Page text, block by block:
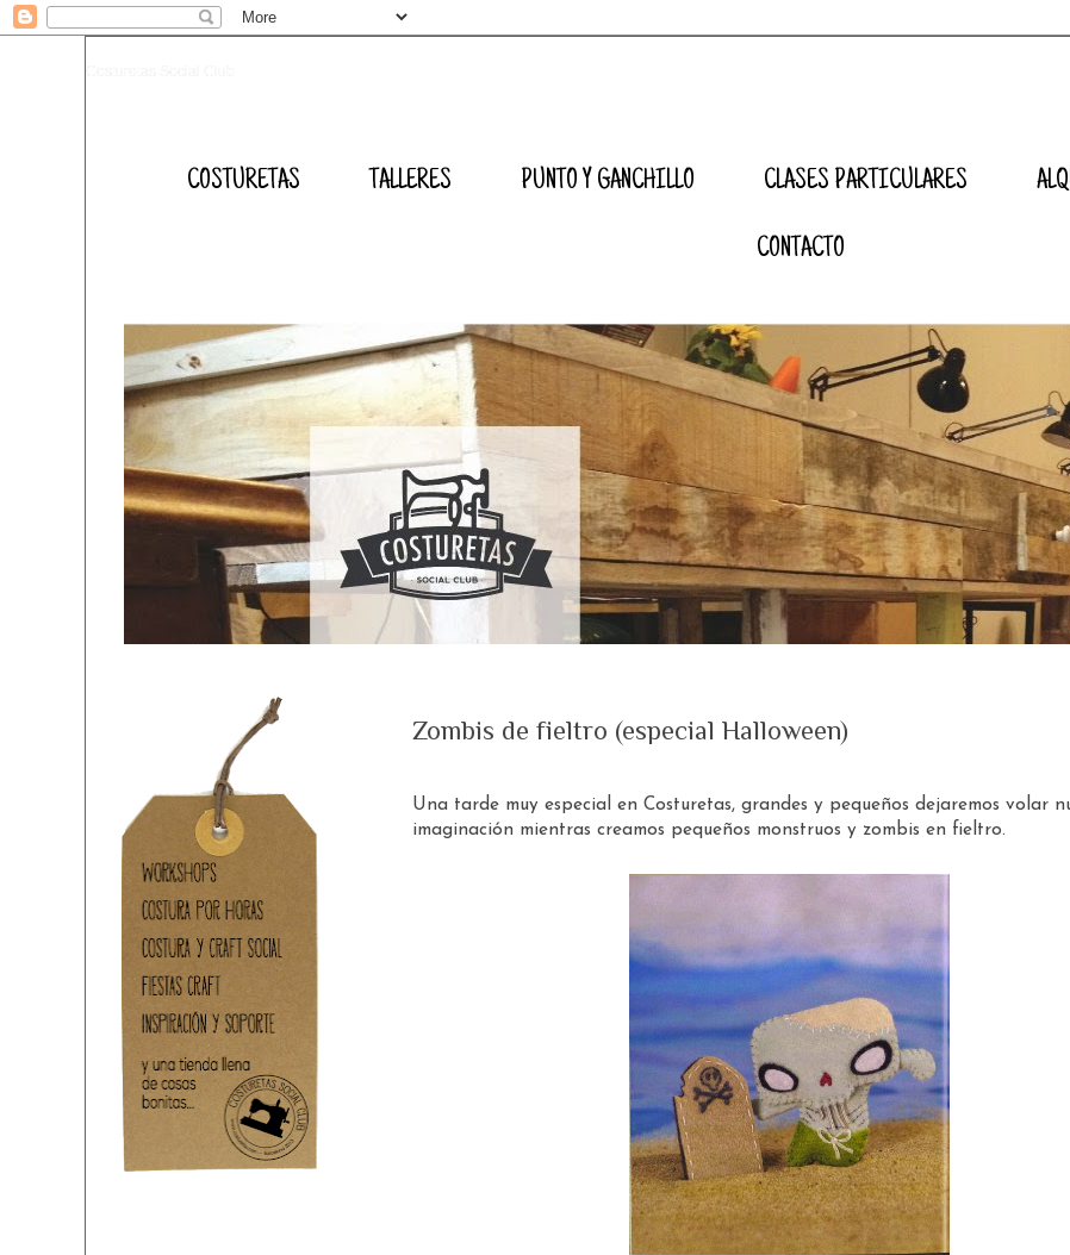
COSTURETAS TALLERES PUNTO Y GANCHILLO CLASES PARTICULARES
CONTACTO
Zombis de fieltro (especial Halloween)
Una tarde muy especial en Costuretas, grandes y pequeños dejaremos volar
imaginación mientras creamos pequeños monstruos y zombis en fieltro.